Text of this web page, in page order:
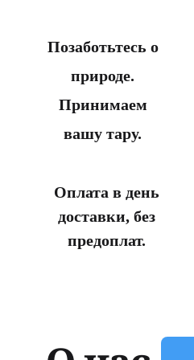
Позаботьтесь о
природе.
Принимаем
вашу тару.
Оплата в день
доставки, без
предоплат.